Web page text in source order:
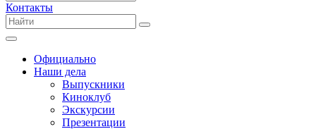
Контакты
Официально
Наши дела
Выпускники
Киноклуб
Экскурсии
Презентации